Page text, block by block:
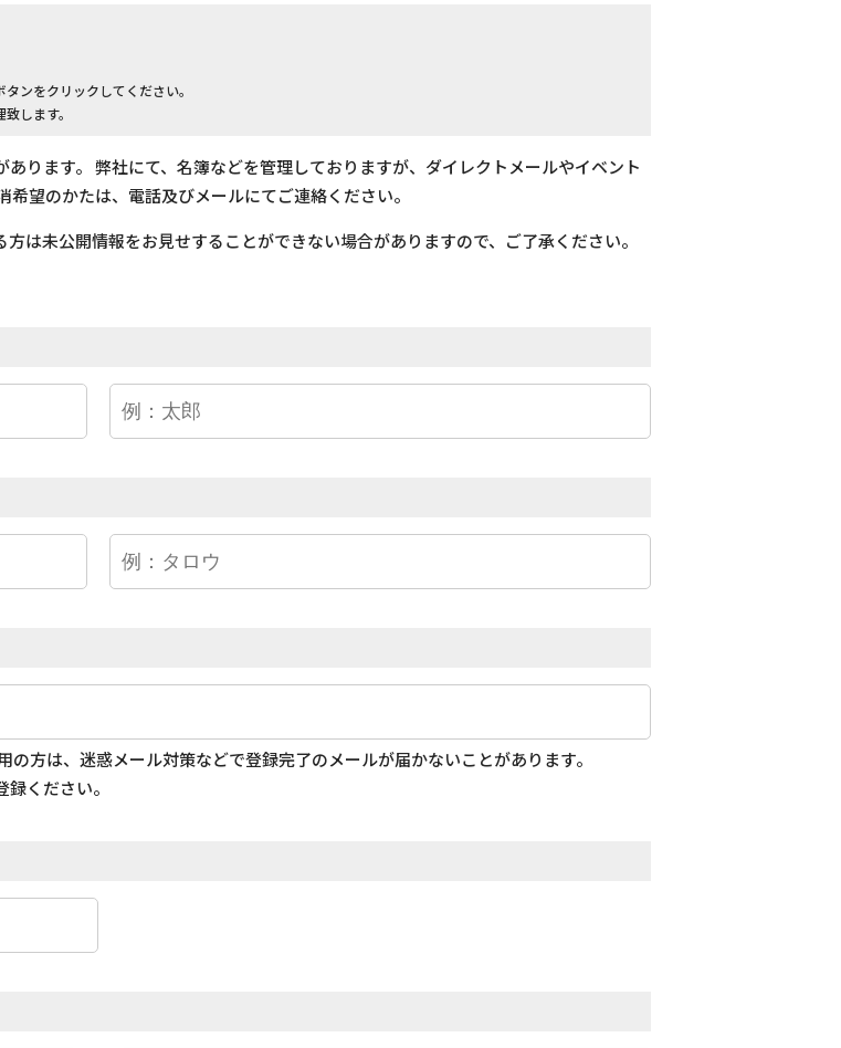
ンをクリックしてください。
します。
ります。 弊社にて、名簿などを管理しておりますが、ダイレクトメールやイベント
望のかたは、電話及びメールにてご連絡ください。
は未公開情報をお見せすることができない場合がありますので、ご了承ください。
方は、迷惑メール対策などで登録完了のメールが届かないことがあります。
ください。